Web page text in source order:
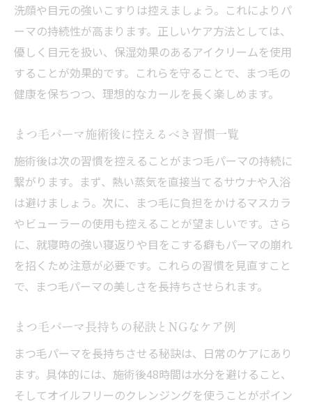
洗顔や目元の強いこすりは控えましょう。これによりパ
ーマの持続性が高まります。正しいケア方法としては、
優しく目元を扱い、保湿効果のあるアイクリームを使用
することが効果的です。これらを守ることで、まつ毛の
健康を保ちつつ、理想的なカールを長く楽しめます。
まつ毛パーマ施術後に控えるべき習慣一覧
施術後は次の習慣を控えることがまつ毛パーマの持続に
繋がります。まず、熱い蒸気を直接当てるサウナや入浴
は避けましょう。次に、まつ毛に負担をかけるマスカラ
やビューラーの使用も控えることが望ましいです。さら
に、就寝時の強い寝返りや目をこする癖もパーマの崩れ
を招くため注意が必要です。これらの習慣を見直すこと
で、まつ毛パーマの美しさを長持ちさせられます。
まつ毛パーマ長持ちの秘訣とNGなケア例
まつ毛パーマを長持ちさせる秘訣は、日常のケアにあり
ます。具体的には、施術後48時間は水分を避けること、
そしてオイルフリーのクレンジングを使うことがポイン